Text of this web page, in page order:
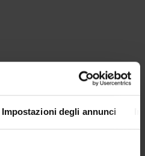
Impostazioni degli annunci